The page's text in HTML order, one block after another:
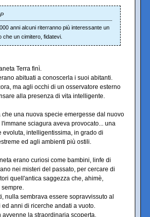
anni alcuni riterranno più interessante un
che un cimitero, fidatevi.
Terra finì.
abituati a conoscerla i suoi abitanti.
ma agli occhi di un osservatore esterno
alla presenza di vita intelligente.
una nuova specie emergesse dal nuovo
sciagura aveva provocato... una
evoluta, intelligentissima, in grado di
ed agli ambienti più ostili.
erano curiosi come bambini, linfe di
nei misteri del passato, per cercare di
quell'antica saggezza che, ahimè,
nulla sembrava essere sopravvissuto al
anni di ricerche andati a vuoto.
avvenne la straordinaria scoperta.